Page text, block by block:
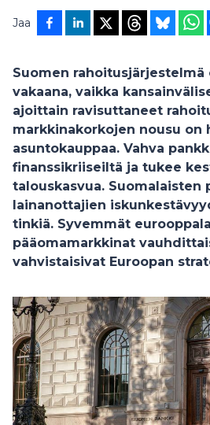
Jaa
Suomen rahoitusjärjestelmä
vakaana, vaikka
ajoittain ravisuttaneet
markkinakorkojen nousu on
asuntokauppaa. Vahva
finanssikriiseiltä ja tukee
talouskasvua. Suomalaisten
lainanottajien
tinkiä. Syvemmät
pääomamarkkinat
vahvistaisivat Euroopan